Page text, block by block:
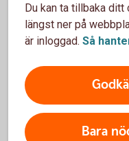
Coacher
Du kan ta tillbaka
längst ner på
är inloggad. Så
Bara